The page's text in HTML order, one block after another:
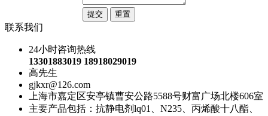
联系我们
24小时咨询热线
13301883019 18918029019
高先生
gjkxr@126.com
上海市嘉定区安亭镇曹安公路5588号财富广场北楼606室
主要产品包括：抗静电剂lq01、N235、丙烯酸十八酯、